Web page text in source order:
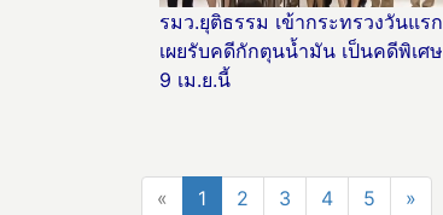
รมว.ยุติธรรม เข้ากระทรวงวันแรก
เผยรับคดีกักตุนน้ำมัน เป็นคดีพิเศษ
9 เม.ย.นี้
« 1 2 3 4 5 »